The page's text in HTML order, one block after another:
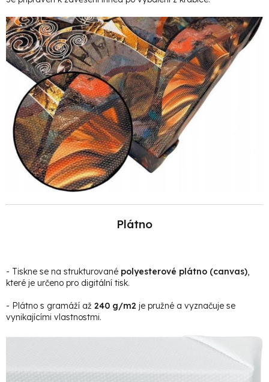
Plátno
- Tiskne se na strukturované polyesterové plátno (canvas)
které je určeno pro digitální tisk.
- Plátno s gramáží až 240 g/m2 je pružné a vyznačuje se
vynikajícími vlastnostmi.